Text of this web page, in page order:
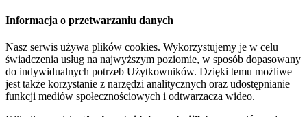
Informacja o przetwarzaniu danych
Nasz serwis używa plików cookies. Wykorzystujemy je w celu
świadczenia usług na najwyższym poziomie, w sposób dopasowany
do indywidualnych potrzeb Użytkowników. Dzięki temu możliwe
jest także korzystanie z narzędzi analitycznych oraz udostępnianie
funkcji mediów społecznościowych i odtwarzacza wideo.